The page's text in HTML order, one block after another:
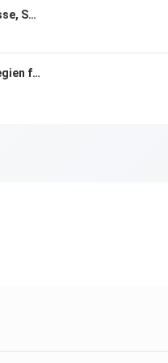
Schematherapie: Grundbedürfnisse, Schemata & Bewältigungsmodi verstehen
Selbstwertgefühl stärken: Strategien für mehr Freiheit im Leben